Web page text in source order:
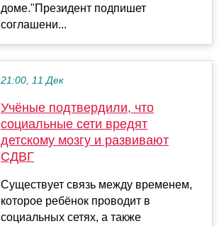
доме."Президент подпишет
соглашени...
21:00, 11 Дек
Учёные подтвердили, что
социальные сети вредят
детскому мозгу и развивают
СДВГ
Существует связь между временем,
которое ребёнок проводит в
социальных сетях, а также